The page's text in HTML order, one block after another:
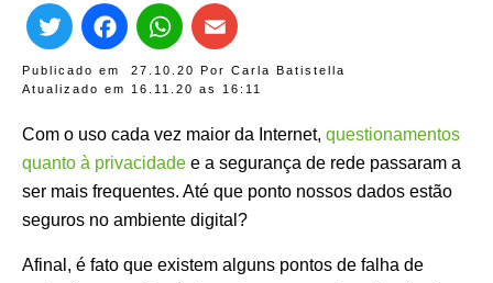
Publicado em 27.10.20 Por Carla Batistella
Atualizado em 16.11.20 as 16:11
TwitterFacebook
WhatsApp
Com o uso cada vez maior da Internet, questionamentos
quanto à privacidade e a segurança de rede passaram a
ser mais frequentes. Até que ponto nossos dados estão
seguros no ambiente digital?
Afinal, é fato que existem alguns pontos de falha de